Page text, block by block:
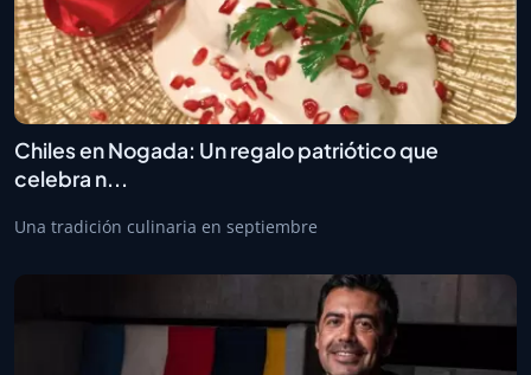
Chiles en Nogada: Un regalo patriótico que
celebra n...
Una tradición culinaria en septiembre